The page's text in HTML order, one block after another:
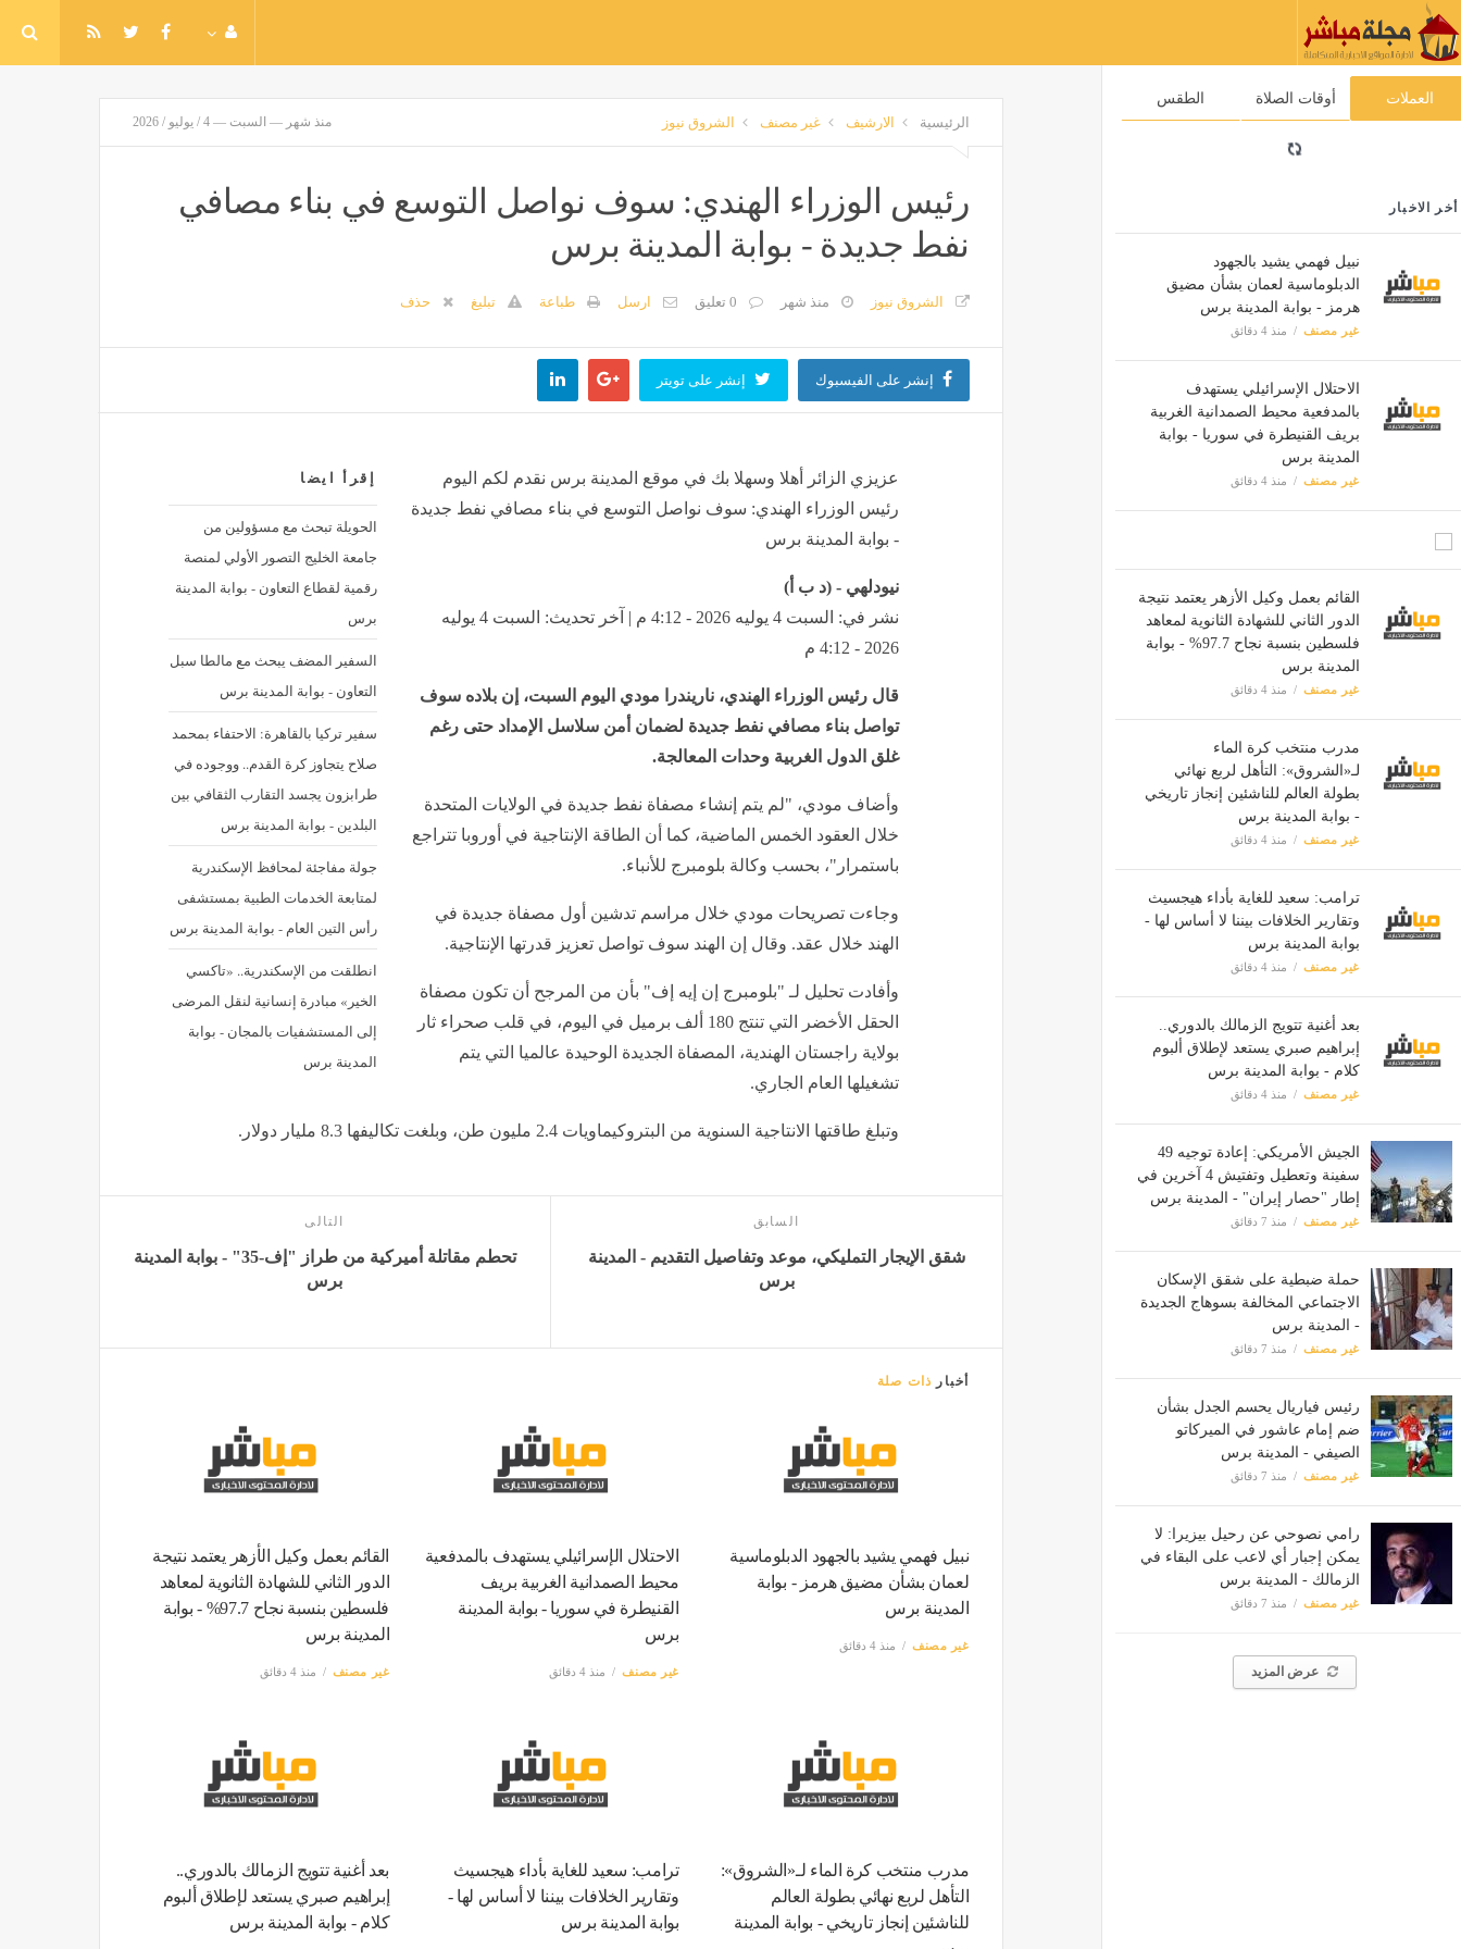
العملات أوقات الصلاة الطقس
أخر الاخبار
نبيل فهمي يشيد بالجهود
الدبلوماسية لعمان بشأن مضيق
هرمز - بوابة المدينة برس
غير مصنف منذ 4 دقائق
الاحتلال الإسرائيلي يستهدف
بالمدفعية محيط الصمدانية الغربية
بريف القنيطرة في سوريا - بوابة
المدينة برس
غير مصنف منذ 4 دقائق
القائم بعمل وكيل الأزهر يعتمد نتيجة
الدور الثاني للشهادة الثانوية لمعاهد
فلسطين بنسبة نجاح 97.7% - بوابة
المدينة برس
غير مصنف منذ 4 دقائق
مدرب منتخب كرة الماء
لـ«الشروق»: التأهل لربع نهائي
بطولة العالم للناشئين إنجاز تاريخي
- بوابة المدينة برس
غير مصنف منذ 4 دقائق
ترامب: سعيد للغاية بأداء هيجسيث
وتقارير الخلافات بيننا لا أساس لها -
بوابة المدينة برس
غير مصنف منذ 4 دقائق
بعد أغنية تتويج الزمالك بالدوري..
إبراهيم صبري يستعد لإطلاق ألبوم
كلام - بوابة المدينة برس
غير مصنف منذ 4 دقائق
الجيش الأمريكي: إعادة توجيه 49
سفينة وتعطيل وتفتيش 4 آخرين في
إطار "حصار إيران" - المدينة برس
غير مصنف منذ 7 دقائق
حملة ضبطية على شقق الإسكان
الاجتماعي المخالفة بسوهاج الجديدة
- المدينة برس
غير مصنف منذ 7 دقائق
رئيس فياريال يحسم الجدل بشأن
ضم إمام عاشور في الميركاتو
الصيفي - المدينة برس
غير مصنف منذ 7 دقائق
رامي نصوحي عن رحيل بيزيرا: لا
يمكن إجبار أي لاعب على البقاء في
الزمالك - المدينة برس
غير مصنف منذ 7 دقائق
عرض المزيد
الرئيسية الارشيف غير مصنف الشروق نيوز منذ شهر — السبت — 4 / يوليو / 2026
رئيس الوزراء الهندي: سوف نواصل التوسع في بناء مصافي
نفط جديدة - بوابة المدينة برس
الشروق نيوز منذ شهر 0 تعليق ارسل طباعة تبليغ حذف
إنشر على الفيسبوك إنشر على تويتر
إقرأ ايضا
الحويلة تبحث مع مسؤولين من
جامعة الخليج التصور الأولي لمنصة
رقمية لقطاع التعاون - بوابة المدينة
برس
السفير المضف يبحث مع مالطا سبل
التعاون - بوابة المدينة برس
سفير تركيا بالقاهرة: الاحتفاء بمحمد
صلاح يتجاوز كرة القدم.. ووجوده في
طرابزون يجسد التقارب الثقافي بين
البلدين - بوابة المدينة برس
جولة مفاجئة لمحافظ الإسكندرية
لمتابعة الخدمات الطبية بمستشفى
رأس التين العام - بوابة المدينة برس
انطلقت من الإسكندرية.. «تاكسي
الخير» مبادرة إنسانية لنقل المرضى
إلى المستشفيات بالمجان - بوابة
المدينة برس
عزيزي الزائر أهلا وسهلا بك في موقع المدينة برس نقدم لكم اليوم
رئيس الوزراء الهندي: سوف نواصل التوسع في بناء مصافي نفط جديدة
- بوابة المدينة برس
نيودلهي - (د ب أ)
نشر في: السبت 4 يوليه 2026 - 4:12 م | آخر تحديث: السبت 4 يوليه
2026 - 4:12 م
قال رئيس الوزراء الهندي، ناريندرا مودي اليوم السبت، إن بلاده سوف
تواصل بناء مصافي نفط جديدة لضمان أمن سلاسل الإمداد حتى رغم
غلق الدول الغربية وحدات المعالجة.
وأضاف مودي، "لم يتم إنشاء مصفاة نفط جديدة في الولايات المتحدة
خلال العقود الخمس الماضية، كما أن الطاقة الإنتاجية في أوروبا تتراجع
باستمرار"، بحسب وكالة بلومبرج للأنباء.
وجاءت تصريحات مودي خلال مراسم تدشين أول مصفاة جديدة في
الهند خلال عقد. وقال إن الهند سوف تواصل تعزيز قدرتها الإنتاجية.
وأفادت تحليل لـ "بلومبرج إن إيه إف" بأن من المرجح أن تكون مصفاة
الحقل الأخضر التي تنتج 180 ألف برميل في اليوم، في قلب صحراء ثار
بولاية راجستان الهندية، المصفاة الجديدة الوحيدة عالميا التي يتم
تشغيلها العام الجاري.
وتبلغ طاقتها الانتاجية السنوية من البتروكيماويات 2.4 مليون طن، وبلغت تكاليفها 8.3 مليار دولار.
السابق
شقق الإيجار التمليكي، موعد وتفاصيل التقديم - المدينة
برس
التالى
تحطم مقاتلة أميركية من طراز "إف-35" - بوابة المدينة
برس
أخبار ذات صلة
نبيل فهمي يشيد بالجهود الدبلوماسية
لعمان بشأن مضيق هرمز - بوابة
المدينة برس
غير مصنف منذ 4 دقائق
الاحتلال الإسرائيلي يستهدف بالمدفعية
محيط الصمدانية الغربية بريف
القنيطرة في سوريا - بوابة المدينة
برس
غير مصنف منذ 4 دقائق
القائم بعمل وكيل الأزهر يعتمد نتيجة
الدور الثاني للشهادة الثانوية لمعاهد
فلسطين بنسبة نجاح 97.7% - بوابة
المدينة برس
غير مصنف منذ 4 دقائق
مدرب منتخب كرة الماء لـ«الشروق»:
التأهل لربع نهائي بطولة العالم
للناشئين إنجاز تاريخي - بوابة المدينة
ترامب: سعيد للغاية بأداء هيجسيث
وتقارير الخلافات بيننا لا أساس لها -
بوابة المدينة برس
بعد أغنية تتويج الزمالك بالدوري..
إبراهيم صبري يستعد لإطلاق ألبوم
كلام - بوابة المدينة برس